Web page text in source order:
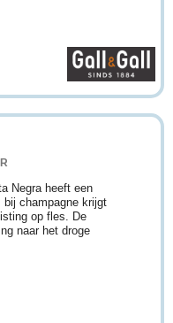
Negra heeft een
bij champagne krijgt
op fles. De
naar het droge